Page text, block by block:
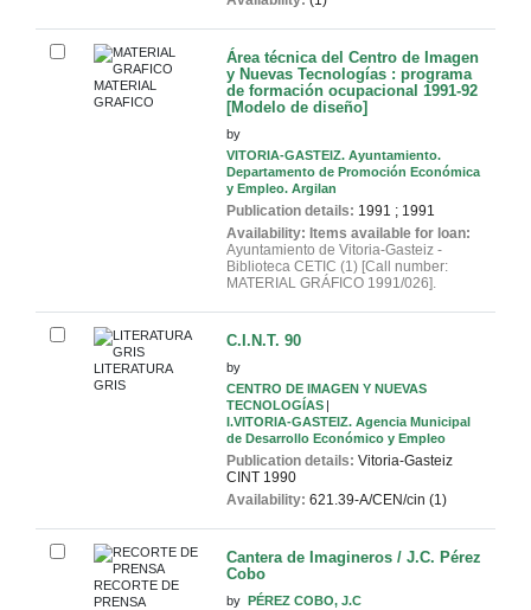
MATERIAL
GRAFICO
Área técnica del Centro de Imagen
y Nuevas Tecnologías : programa
de formación ocupacional 1991-92
[Modelo de diseño]
by
VITORIA-GASTEIZ. Ayuntamiento.
Departamento de Promoción Económica
y Empleo. Argilan
Publication details: 1991 ; 1991
Availability: Items available for loan:
Ayuntamiento de Vitoria-Gasteiz -
Biblioteca CETIC (1) Call number:
MATERIAL GRÁFICO 1991/026
LITERATURA
GRIS
C.I.N.T. 90
by
CENTRO DE IMAGEN Y NUEVAS
TECNOLOGÍAS
I.VITORIA-GASTEIZ. Agencia Municipal
de Desarrollo Económico y Empleo
Publication details: Vitoria-Gasteiz
CINT 1990
Availability: 621.39-A/CEN/cin (1)
RECORTE DE
PRENSA
Cantera de Imagineros / J.C. Pérez
Cobo
by PÉREZ COBO, J.C